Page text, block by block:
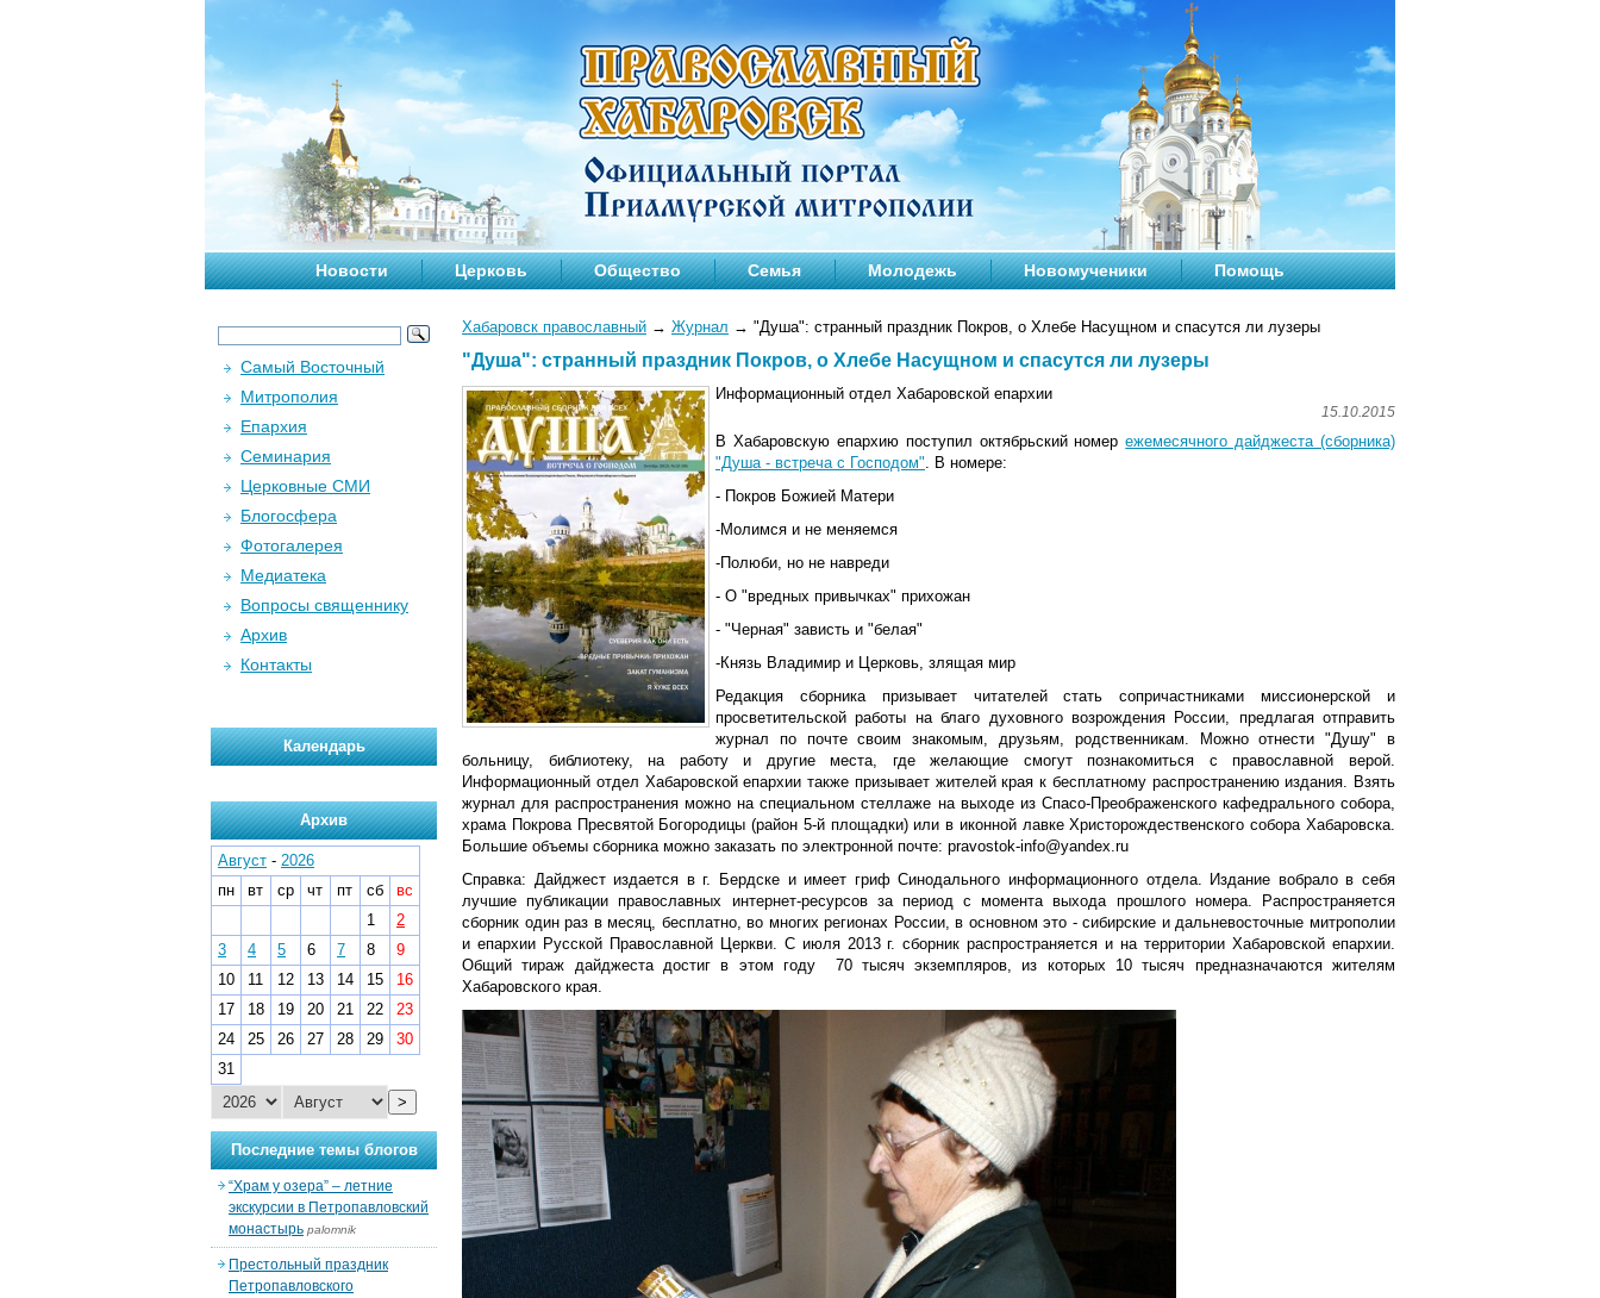
Новости Церковь Общество Семья Молодежь Новомученики Помощь
Хабаровск православный → Журнал → "Душа": странный праздник Покров, о Хлебе Насущном и спасутся ли лузеры
"Душа": странный праздник Покров, о Хлебе Насущном и спасутся ли лузеры
Информационный отдел Хабаровской епархии
15.10.2015
В Хабаровскую епархию поступил октябрьский номережемесячного дайджеста (сборника)
"Душа - встреча с Господом". В номере:
- Покров Божией Матери
-Молимся и не меняемся
-Полюби, но не навреди
- О "вредных привычках" прихожан
- "Черная" зависть и "белая"
-Князь Владимир и Церковь, злящая мир
Редакция сборника призывает читателей стать сопричастниками миссионерской и
просветительской работы на благо духовного возрождения России, предлагая отправить
журнал по почте своим знакомым, друзьям, родственникам. Можно отнести "Душу" в
больницу, библиотеку, на работу и другие места, где желающие смогут познакомиться с православной верой.
Информационный отдел Хабаровской епархии также призывает жителей края к бесплатному распространению издания. Взять
журнал для распространения можно на специальном стеллаже на выходе из Спасо-Преображенского кафедрального собора,
храма Покрова Пресвятой Богородицы (район 5-й площадки) или в иконной лавке Христорождественского собора Хабаровска.
Большие объемы сборника можно заказать по электронной почте: pravostok-info@yandex.ru
Справка: Дайджест издается в г. Бердске и имеет гриф Синодального информационного отдела. Издание вобрало в себя
лучшие публикации православных интернет-ресурсов за период с момента выхода прошлого номера. Распространяется
сборник один раз в месяц, бесплатно, во многих регионах России, в основном это - сибирские и дальневосточные митрополии
и епархии Русской Православной Церкви. С июля 2013 г. сборник распространяется и на территории Хабаровской епархии.
Общий тираж дайджеста достиг в этом году 70 тысяч экземпляров, из которых 10 тысяч предназначаются жителям
Хабаровского края.
Самый Восточный
Митрополия
Епархия
Семинария
Церковные СМИ
Блогосфера
Фотогалерея
Медиатека
Вопросы священнику
Архив
Контакты
Календарь
Архив
Август - 2026
пн
вт ср чт пт сб
вс
1
2
3
4 5 6 7 8
9
10
11 12 13 14 15
16
17
18 19 20 21 22
23
24
25 26 27 28 29
30
31
>
Последние темы блогов
“Храм у озера” – летние
экскурсии в Петропавловский
монастырь palomnik
Престольный праздник
Петропавловского